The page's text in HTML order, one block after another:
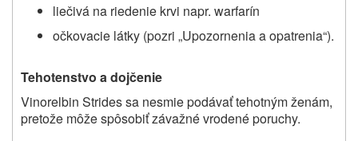
liečivá na riedenie krvi napr. warfarín
očkovacie látky (pozri „Upozornenia a opatrenia“).
Tehotenstvo a dojčenie
Vinorelbin Strides sa nesmie podávať tehotným ženám,
pretože môže spôsobiť závažné vrodené poruchy.